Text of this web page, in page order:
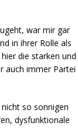
war mir gar
in ihrer Rolle als
die starken und
auch immer Partei
so sonnigen
dysfunktionale